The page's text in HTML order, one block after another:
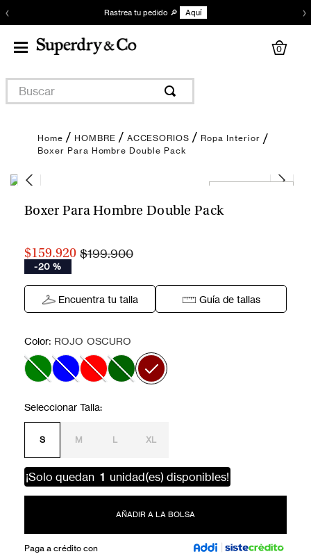
‹ Rastrea tu pedido 🔎 Aquí ›
0
Buscar
HOMBRE ACCESORIOS
Ropa Interior
Boxer Para Hombre Double Pack
Boxer Para Hombre Double Pack
$159.920 $199.900
-20 %
Encuentra tu talla Guía de tallas
Color: ROJO OSCURO
S M L XL
¡Solo quedan 1 unidad(es) disponibles!
AÑADIR A LA BOLSA
Paga a crédito con